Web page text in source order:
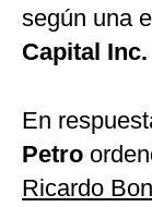
según una
Capital Inc.
En
Petro
Ricardo